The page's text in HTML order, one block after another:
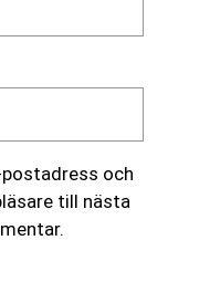
och
till nästa